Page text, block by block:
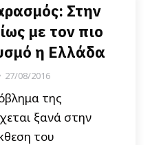
Στην
με τον πιο
η Ελλάδα
27/08/2016
της
ξανά στην
του